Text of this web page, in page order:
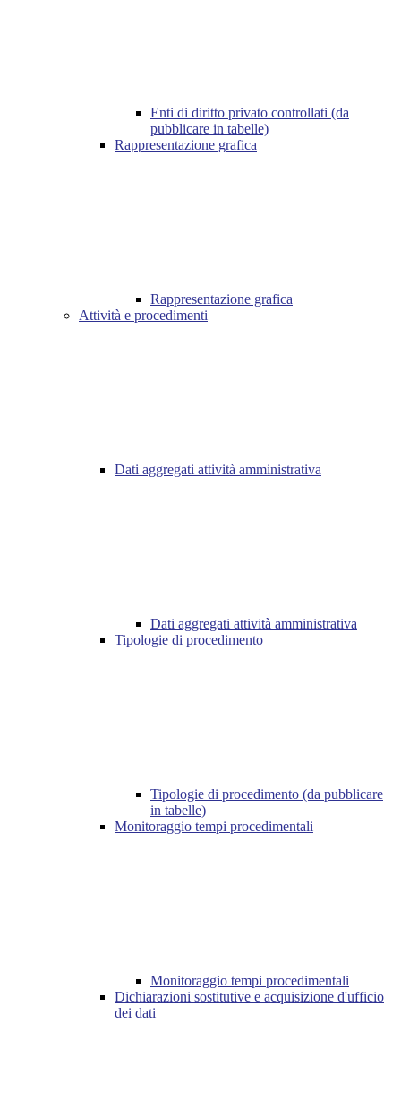
Enti di diritto privato controllati (da
pubblicare in tabelle)
Rappresentazione grafica
Rappresentazione grafica
Attività e procedimenti
Dati aggregati attività amministrativa
Dati aggregati attività amministrativa
Tipologie di procedimento
Tipologie di procedimento (da pubblicare
in tabelle)
Monitoraggio tempi procedimentali
Monitoraggio tempi procedimentali
Dichiarazioni sostitutive e acquisizione d'ufficio
dei dati